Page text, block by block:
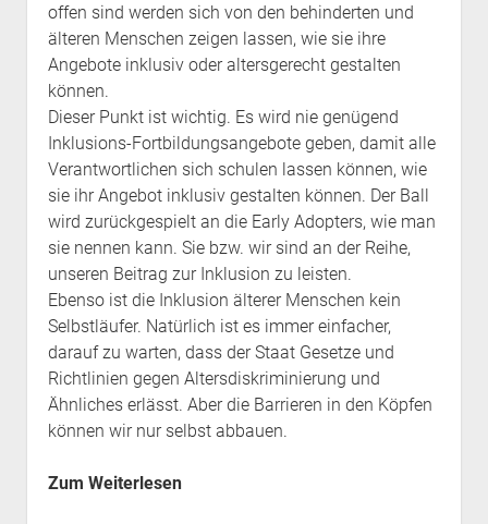
offen sind werden sich von den behinderten und
älteren Menschen zeigen lassen, wie sie ihre
Angebote inklusiv oder altersgerecht gestalten
können.
Dieser Punkt ist wichtig. Es wird nie genügend
Inklusions-Fortbildungsangebote geben, damit alle
Verantwortlichen sich schulen lassen können, wie
sie ihr Angebot inklusiv gestalten können. Der Ball
wird zurückgespielt an die Early Adopters, wie man
sie nennen kann. Sie bzw. wir sind an der Reihe,
unseren Beitrag zur Inklusion zu leisten.
Ebenso ist die Inklusion älterer Menschen kein
Selbstläufer. Natürlich ist es immer einfacher,
darauf zu warten, dass der Staat Gesetze und
Richtlinien gegen Altersdiskriminierung und
Ähnliches erlässt. Aber die Barrieren in den Köpfen
können wir nur selbst abbauen.
Zum Weiterlesen